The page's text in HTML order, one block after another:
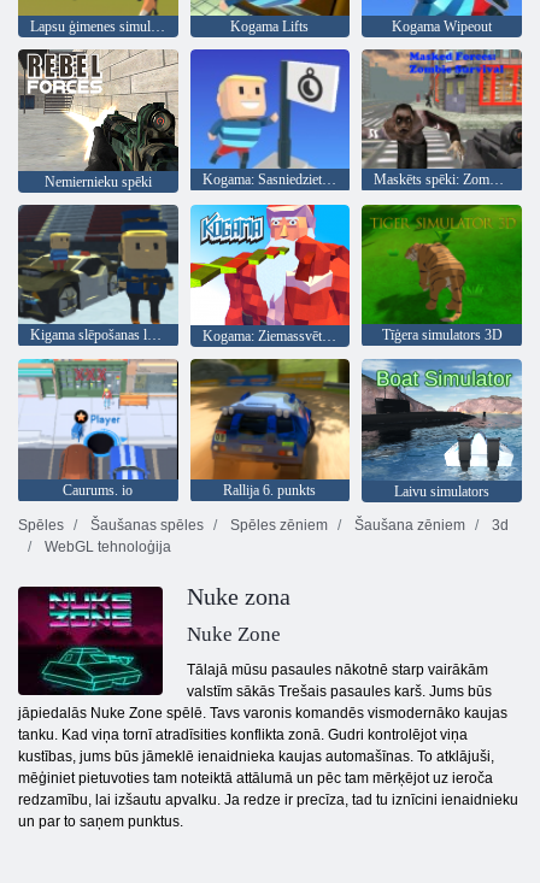
Lapsu ģimenes simulators Kogama Lifts Kogama Wipeout
Nemiernieku spēki Kogama: Sasniedziet karogu Maskēts spēki: Zombie Survival
Kigama slēpošanas lekt! Kogama: Ziemassvētku parks Tīģera simulators 3D
Caurums. io Rallija 6. punkts
Laivu simulators
Spēles
Šaušanas spēles Spēles zēniem Šaušana zēniem
3d
WebGL tehnoloģija
Nuke zona
Nuke Zone
Tālajā mūsu pasaules nākotnē starp vairākām
valstīm sākās Trešais pasaules karš. Jums būs
jāpiedalās Nuke Zone spēlē. Tavs varonis komandēs vismodernāko kaujas
tanku. Kad viņa tornī atradīsities konflikta zonā. Gudri kontrolējot viņa
kustības, jums būs jāmeklē ienaidnieka kaujas automašīnas. To atklājuši,
mēģiniet pietuvoties tam noteiktā attālumā un pēc tam mērķējot uz ieroča
redzamību, lai izšautu apvalku. Ja redze ir precīza, tad tu iznīcini ienaidnieku
un par to saņem punktus.